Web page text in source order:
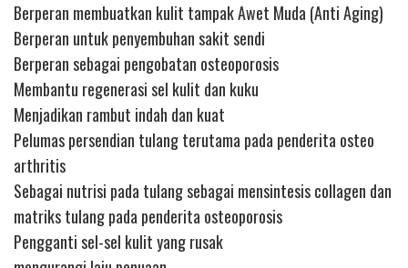
Berperan membuatkan kulit tampak Awet Muda (Anti Aging)
Berperan untuk penyembuhan sakit sendi
Berperan sebagai pengobatan osteoporosis
Membantu regenerasi sel kulit dan kuku
Menjadikan rambut indah dan kuat
Pelumas persendian tulang terutama pada penderita osteo
arthritis
Sebagai nutrisi pada tulang sebagai mensintesis collagen dan
matriks tulang pada penderita osteoporosis
Pengganti sel-sel kulit yang rusak